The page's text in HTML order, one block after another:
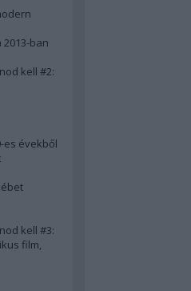
2013-ban
kell #2:
es évekből
kell #3:
film,